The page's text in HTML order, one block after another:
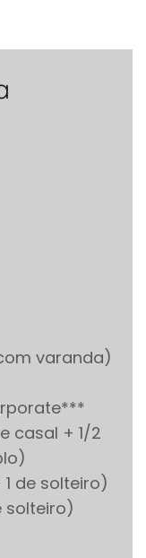
varanda)
casal + 1/2
de solteiro)
solteiro)